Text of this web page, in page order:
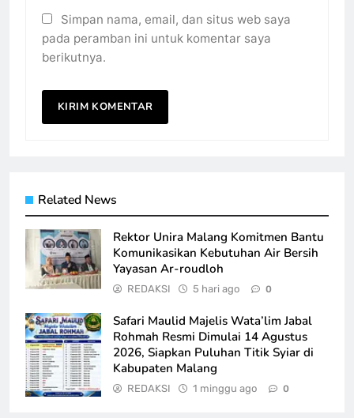
Simpan nama, email, dan situs web saya
pada peramban ini untuk komentar saya
berikutnya.
Related News
Rektor Unira Malang Komitmen Bantu
Komunikasikan Kebutuhan Air Bersih
Yayasan Ar-roudloh
REDAKSI 5 hari ago 0
Safari Maulid Majelis Wata’lim Jabal
Rohmah Resmi Dimulai 14 Agustus
2026, Siapkan Puluhan Titik Syiar di
Kabupaten Malang
REDAKSI 1 minggu ago 0